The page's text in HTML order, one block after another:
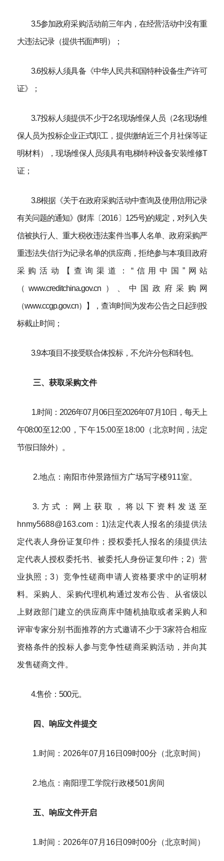
3.5参加政府采购活动前三年内，在经营活动中没有重
大违法记录（提供书面声明）；
3.6投标人须具备《中华人民共和国特种设备生产许可
证》；
3.7投标人须提供不少于2名现场维保人员（2名现场维
保人员为投标企业正式职工，提供缴纳近三个月社保等证
明材料），现场维保人员须具有电梯特种设备安装维修T
证；
3.8根据《关于在政府采购活动中查询及使用信用记录
有关问题的通知》(财库〔2016〕125号)的规定，对列入失
信被执行人、重大税收违法案件当事人名单、政府采购严
重违法失信行为记录名单的供应商，拒绝参与本项目政府
采购活动【查询渠道：“信用中国”网站
（www.creditchina.gov.cn）、中国政府采购网
（www.ccgp.gov.cn）】，查询时间为发布公告之日起到投
标截止时间；
3.9本项目不接受联合体投标，不允许分包和转包。
三、 获取采购文件
1.时间： 2026年07 月06日至2026年07 月 10日，每天上
午08:00至12:00 ，下午15:00至18:00（北京时间，法定
节假日除外）。
2.地点： 南阳市仲景路恒方广场写字楼911室。
3.方式：网上获取，将以下资料发送至
hnmy5688@163.com：1)法定代表人报名的须提供法
定代表人身份证复印件；授权委托人报名的须提供法
定代表人授权委托书、被委托人身份证复印件；2）营
业执照；3）竞争性磋商申请人资格要求中的证明材
料。采购人、采购代理机构通过发布公告、从省级以
上财政部门建立的供应商库中随机抽取或者采购人和
评审专家分别书面推荐的方式邀请不少于3家符合相应
资格条件的投标人参与竞争性磋商采购活动 ，并向其
发售磋商文件。
4.售价： 500元。
四、响应文件提交
1.时间：2026年07月16日09时00分（北京时间）
2.地点：南阳理工学院行政楼501房间
五、响应文件开启
1.时间： 2026年07月16日09时00分（北京时间）